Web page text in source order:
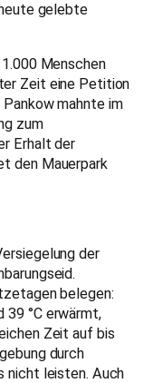
gelebte
Menschen
Zeit eine Petition
mahnte im
zum
Erhalt der
den Mauerpark
der
belegen:
39 °C erwärmt,
Zeit auf bis
durch
nicht leisten. Auch